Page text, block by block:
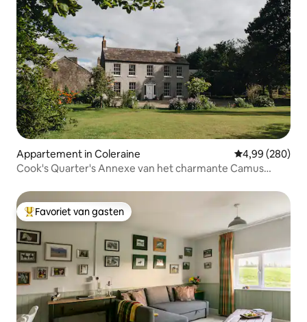
Appartement in Coleraine Gemiddelde
4,99 (280)
Cook's Quarter's Annexe van het charmante Camus
Topfavoriet van gasten
Favoriet van gasten